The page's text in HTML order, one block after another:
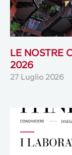
LE NOSTRE
2026
27 Luglio 2026